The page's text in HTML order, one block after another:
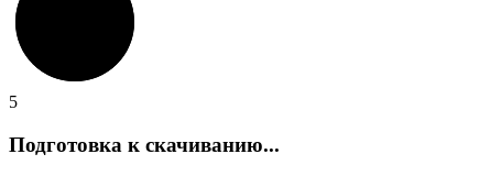
5
Подготовка к скачиванию...